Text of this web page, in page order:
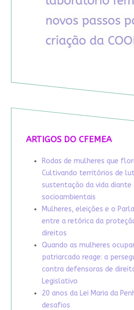
ARTIGOS DO CFEMEA
Rodas de mulheres que
Cultivando territórios de
sustentação da vida diante
socioambientais
Mulheres, eleições e o
entre a retórica da
direitos
Quando as mulheres
patriarcado reage: a
contra defensoras de
Legislativo
20 anos da Lei Maria da
desafios